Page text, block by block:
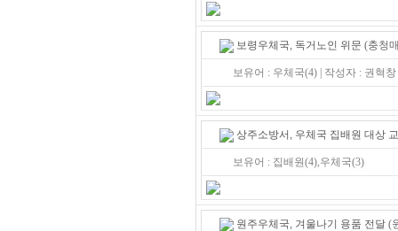
보령우체국, 독거노인 위문 (충청
보유어 : 우체국(4) | 작성자 : 권혁창
상주소방서, 우체국 집배원 대상
보유어 : 집배원(4),우체국(3)
원주우체국, 겨울나기 용품 전달 (